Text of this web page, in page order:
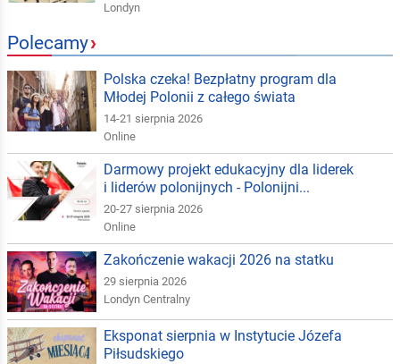
Londyn
Polecamy›
Polska czeka! Bezpłatny program dla
Młodej Polonii z całego świata
14-21 sierpnia 2026
Online
Darmowy projekt edukacyjny dla liderek
i liderów polonijnych - Polonijni...
20-27 sierpnia 2026
Online
Zakończenie wakacji 2026 na statku
29 sierpnia 2026
Londyn Centralny
Eksponat sierpnia w Instytucie Józefa
Piłsudskiego